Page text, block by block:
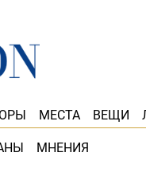
МЕСТА ВЕЩИ
МНЕНИЯ